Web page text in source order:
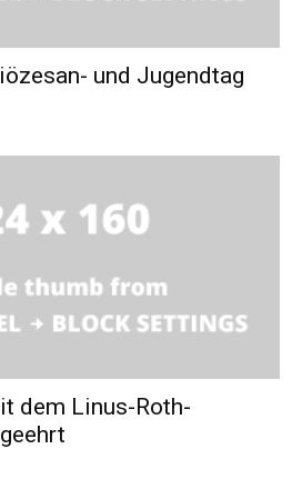
und Jugendtag
dem Linus-Roth-